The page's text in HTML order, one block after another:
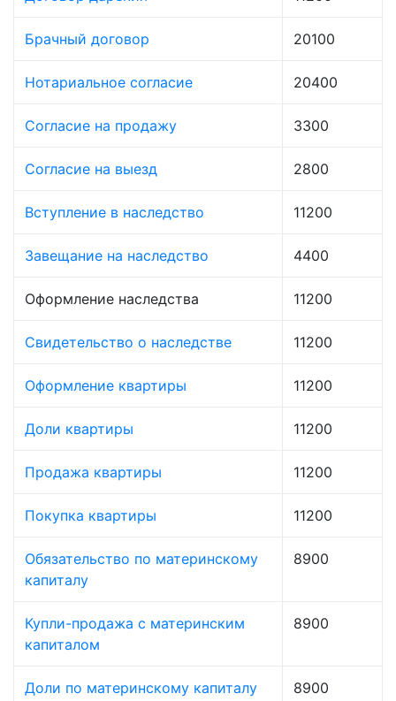
Брачный договор 20100
Нотариальное согласие 20400
Согласие на продажу 3300
Согласие на выезд 2800
Вступление в наследство 11200
Завещание на наследство 4400
Оформление наследства 11200
Свидетельство о наследстве 11200
Оформление квартиры 11200
Доли квартиры 11200
Продажа квартиры 11200
Покупка квартиры 11200
Обязательство по материнскому
капиталу
8900
Купли-продажа с материнским
капиталом
8900
Доли по материнскому капиталу 8900